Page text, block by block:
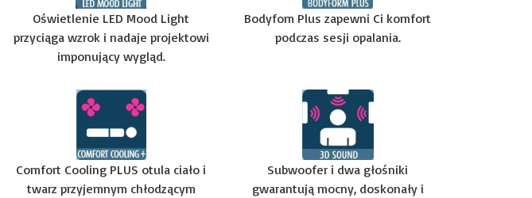
Oświetlenie LED Mood Light
przyciąga wzrok i nadaje projektowi
imponujący wygląd.
Bodyfom Plus zapewni Ci komfort
podczas sesji opalania.
Comfort Cooling PLUS otula ciało i
twarz przyjemnym chłodzącym
Subwoofer i dwa głośniki
gwarantują mocny, doskonały i